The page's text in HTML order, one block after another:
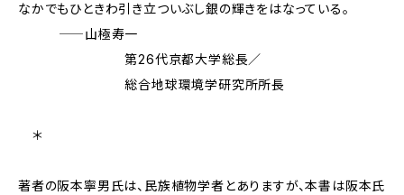
なかでもひときわ引き立ついぶし銀の輝きをはなっている。
―――――山極寿一
第26代京都大学総長／
総合地球環境学研究所所長
＊
著者の阪本寧男氏は、民族植物学者とありますが、本書は阪本氏